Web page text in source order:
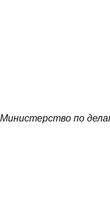
Министерство по